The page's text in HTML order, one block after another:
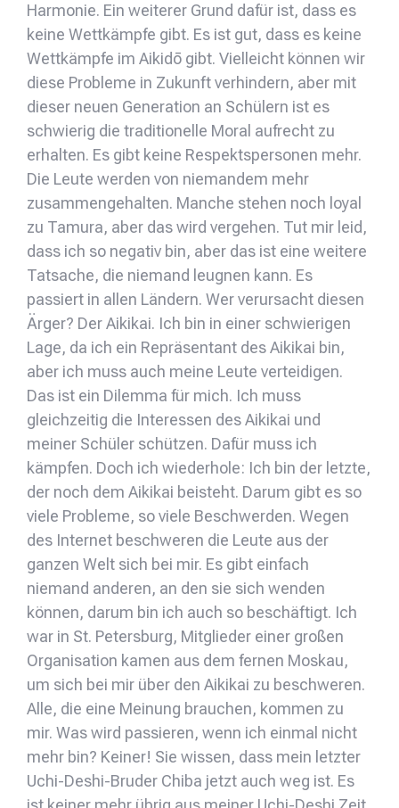
Harmonie. Ein weiterer Grund dafür ist, dass es
keine Wettkämpfe gibt. Es ist gut, dass es keine
Wettkämpfe im Aikidō gibt. Vielleicht können wir
diese Probleme in Zukunft verhindern, aber mit
dieser neuen Generation an Schülern ist es
schwierig die traditionelle Moral aufrecht zu
erhalten. Es gibt keine Respektspersonen mehr.
Die Leute werden von niemandem mehr
zusammengehalten. Manche stehen noch loyal
zu Tamura, aber das wird vergehen. Tut mir leid,
dass ich so negativ bin, aber das ist eine weitere
Tatsache, die niemand leugnen kann. Es
passiert in allen Ländern. Wer verursacht diesen
Ärger? Der Aikikai. Ich bin in einer schwierigen
Lage, da ich ein Repräsentant des Aikikai bin,
aber ich muss auch meine Leute verteidigen.
Das ist ein Dilemma für mich. Ich muss
gleichzeitig die Interessen des Aikikai und
meiner Schüler schützen. Dafür muss ich
kämpfen. Doch ich wiederhole: Ich bin der letzte,
der noch dem Aikikai beisteht. Darum gibt es so
viele Probleme, so viele Beschwerden. Wegen
des Internet beschweren die Leute aus der
ganzen Welt sich bei mir. Es gibt einfach
niemand anderen, an den sie sich wenden
können, darum bin ich auch so beschäftigt. Ich
war in St. Petersburg, Mitglieder einer großen
Organisation kamen aus dem fernen Moskau,
um sich bei mir über den Aikikai zu beschweren.
Alle, die eine Meinung brauchen, kommen zu
mir. Was wird passieren, wenn ich einmal nicht
mehr bin? Keiner! Sie wissen, dass mein letzter
Uchi-Deshi-Bruder Chiba jetzt auch weg ist. Es